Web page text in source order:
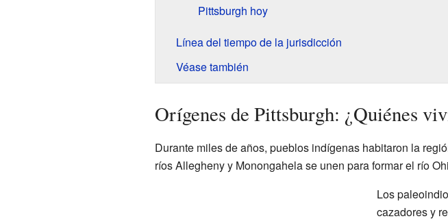
Pittsburgh hoy
Línea del tiempo de la jurisdicción
Véase también
Orígenes de Pittsburgh: ¿Quiénes
Durante miles de años, pueblos indígenas habitaron la
ríos Allegheny y Monongahela se unen para formar el río
Los
cazadores y